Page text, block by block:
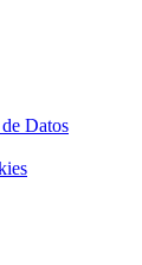
Datos